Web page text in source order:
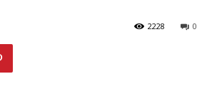
0
2228